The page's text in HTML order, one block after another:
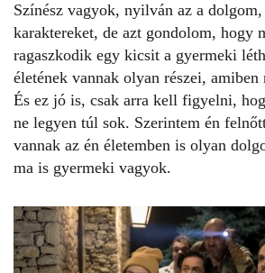
Színész vagyok, nyilván az a
karaktereket, de azt gondolom, hogy
ragaszkodik egy kicsit a gyermeki
életének vannak olyan részei,
És ez jó is, csak arra kell figyelni,
ne legyen túl sok. Szerintem én
vannak az én életemben is olyan
ma is gyermeki vagyok.